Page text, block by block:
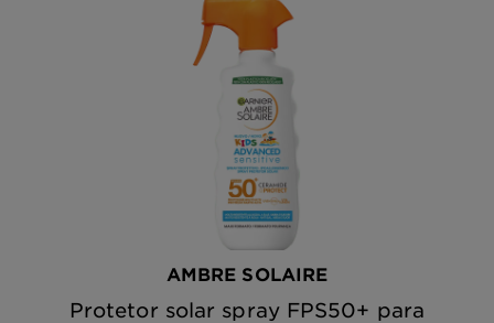
AMBRE SOLAIRE
Protetor solar spray FPS50+ para